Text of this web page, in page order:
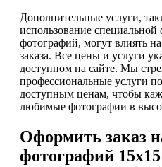
Дополнительные услуги,
использование
фотографий, могут влиять
заказа. Все цены и услуги
доступном на сайте. Мы
профессиональные услуги
доступным ценам, чтобы
любимые фотографии в
Оформить заказ
фотографий